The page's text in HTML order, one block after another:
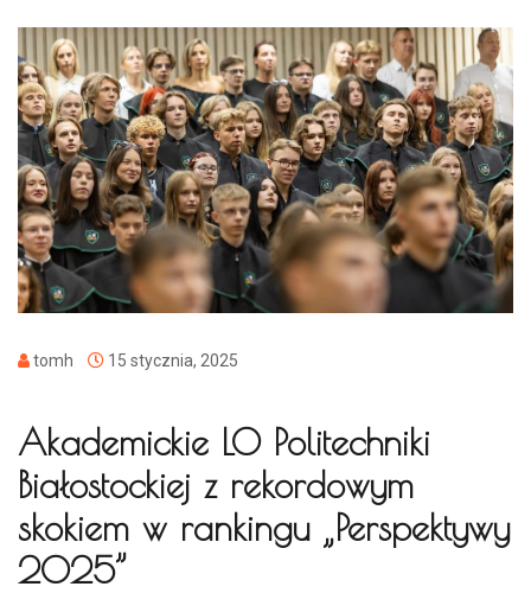
tomh 15 stycznia, 2025
Akademickie LO Politechniki
Białostockiej z rekordowym
skokiem w rankingu „Perspektywy
2025”